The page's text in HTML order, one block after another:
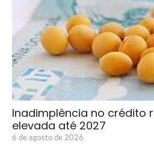
Inadimplência no crédito
elevada até 2027
6 de agosto de 2026